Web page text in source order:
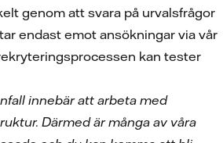
genom att svara på urvalsfrågor
endast emot ansökningar via vår
kan tester
innebär att arbeta med
Därmed är många av våra